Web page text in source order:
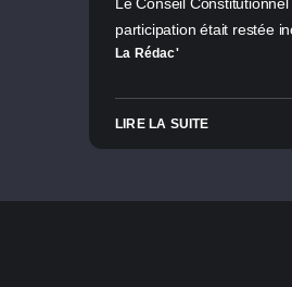
participation était restée
La Rédac'
LIRE LA SUITE